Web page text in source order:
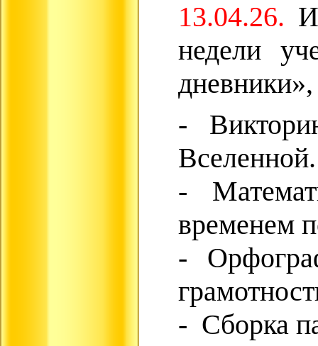
13.04.26.
недели
-
Вселенной.
-
временем
-
- Сборка